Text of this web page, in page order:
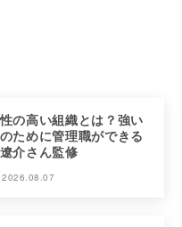
の高い組織とは？強い
ために管理職ができる
介さん監修
2026.08.07